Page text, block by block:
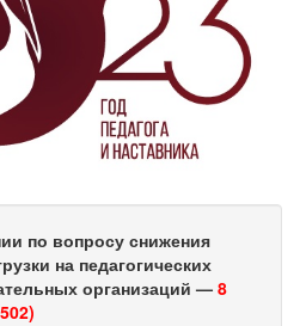
по вопросу снижения
на педагогических
организаций — 8